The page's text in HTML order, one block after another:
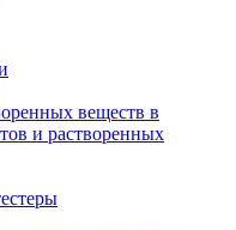
веществ в
и растворенных